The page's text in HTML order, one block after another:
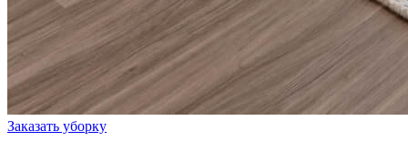
Заказать уборку